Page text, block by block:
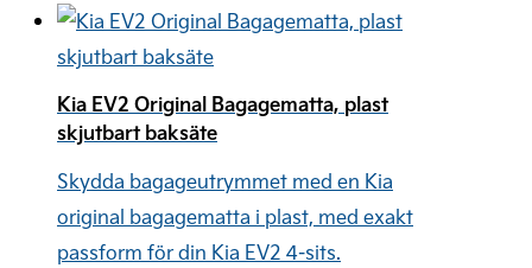
Kia EV2 Original Bagagematta, plast
skjutbart baksäte
Skydda bagageutrymmet med en Kia
original bagagematta i plast, med exakt
passform för din Kia EV2 4-sits.